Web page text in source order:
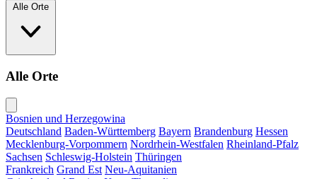
Alle Orte
Alle Orte
Bosnien und Herzegowina
Deutschland Baden-Württemberg Bayern Brandenburg Hessen
Mecklenburg-Vorpommern Nordrhein-Westfalen Rheinland-Pfalz
Sachsen Schleswig-Holstein Thüringen
Frankreich Grand Est Neu-Aquitanien